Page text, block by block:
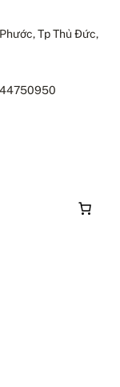
Tp Thủ Đức,